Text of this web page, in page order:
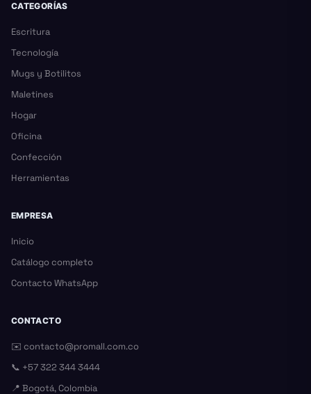
CATEGORÍAS
Escritura
Tecnología
Mugs y Botilitos
Maletines
Hogar
Oficina
Confección
Herramientas
EMPRESA
Inicio
Catálogo completo
Contacto WhatsApp
CONTACTO
✉️ contacto@promall.com.co
📞 +57 322 344 3444
📍 Bogotá, Colombia